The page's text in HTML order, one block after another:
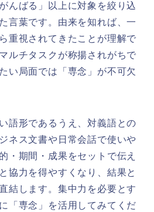
んばる」以上に対象を絞り込
言葉です。由来を知れば、一
重視されてきたことが理解で
ルチタスクが称揚されがちで
い局面では「専念」が不可欠
語形であるうえ、対義語との
ネス文書や日常会話で使いや
・期間・成果をセットで伝え
協力を得やすくなり、結果と
結します。集中力を必要とす
「専念」を活用してみてくだ